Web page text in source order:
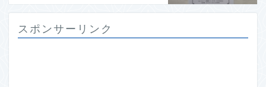
スポンサーリンク